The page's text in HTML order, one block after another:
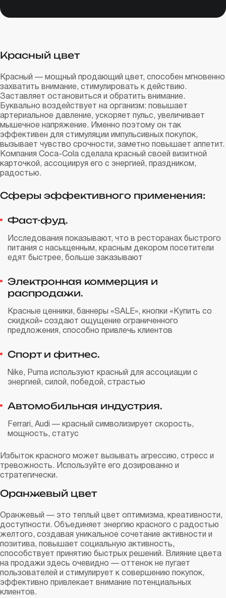
Красный цвет
Красный — мощный продающий цвет, способен мгновенно
захватить внимание, стимулировать к действию.
Заставляет остановиться и обратить внимание.
Буквально воздействует на организм: повышает
артериальное давление, ускоряет пульс, увеличивает
мышечное напряжение. Именно поэтому он так
эффективен для стимуляции импульсивных покупок,
вызывает чувство срочности, заметно повышает аппетит.
Компания Сoca-Сola сделала красный своей визитной
карточкой, ассоциируя его с энергией, праздником,
радостью.
Сферы эффективного применения:
Фаст-фуд.
Исследования показывают, что в ресторанах быстрого
питания с насыщенным, красным декором посетители
едят быстрее, больше заказывают
Электронная коммерция и
распродажи.
Красные ценники, баннеры «SALE», кнопки «Купить со
скидкой» создают ощущение ограниченного
предложения, способно привлечь клиентов
Спорт и фитнес.
Nike, Puma используют красный для ассоциации с
энергией, силой, победой, страстью
Автомобильная индустрия.
Ferrari, Audi — красный символизирует скорость,
мощность, статус
Избыток красного может вызывать агрессию, стресс и
тревожность. Используйте его дозированно и
стратегически.
Оранжевый цвет
Оранжевый — это теплый цвет оптимизма, креативности,
доступности. Объединяет энергию красного с радостью
желтого, создавая уникальное сочетание активности и
позитива, повышает социальную активность,
способствует принятию быстрых решений. Влияние цвета
на продажи здесь очевидно — оттенок не пугает
пользователей и стимулирует к совершению покупок,
эффективно привлекает внимание потенциальных
клиентов.